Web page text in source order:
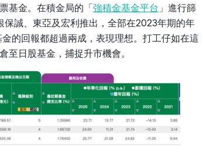
基金。在積金局的「強積金基金平台 」進行篩
誠、東亞及宏利推出，全部在2023年期的年
的回報都超過兩成，表現理想。打工仔如在這
日股基金，捕捉升市機會。